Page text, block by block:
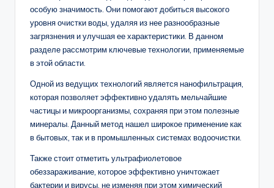
особую значимость. Они помогают добиться высокого
уровня очистки воды, удаляя из нее разнообразные
загрязнения и улучшая ее характеристики. В данном
разделе рассмотрим ключевые технологии, применяемые
в этой области.
Одной из ведущих технологий является нанофильтрация,
которая позволяет эффективно удалять мельчайшие
частицы и микроорганизмы, сохраняя при этом полезные
минералы. Данный метод нашел широкое применение как
в бытовых, так и в промышленных системах водоочистки.
Также стоит отметить ультрафиолетовое
обеззараживание, которое эффективно уничтожает
бактерии и вирусы, не изменяя при этом химический